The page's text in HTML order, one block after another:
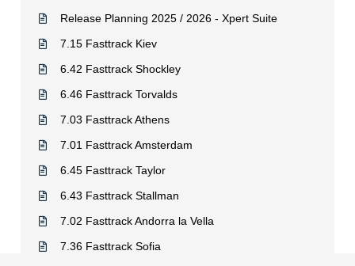
Release Planning 2025 / 2026 - Xpert Suite
7.15 Fasttrack Kiev
6.42 Fasttrack Shockley
6.46 Fasttrack Torvalds
7.03 Fasttrack Athens
7.01 Fasttrack Amsterdam
6.45 Fasttrack Taylor
6.43 Fasttrack Stallman
7.02 Fasttrack Andorra la Vella
7.36 Fasttrack Sofia